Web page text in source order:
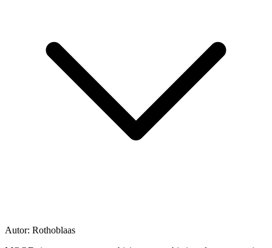
Autor: Rothoblaas